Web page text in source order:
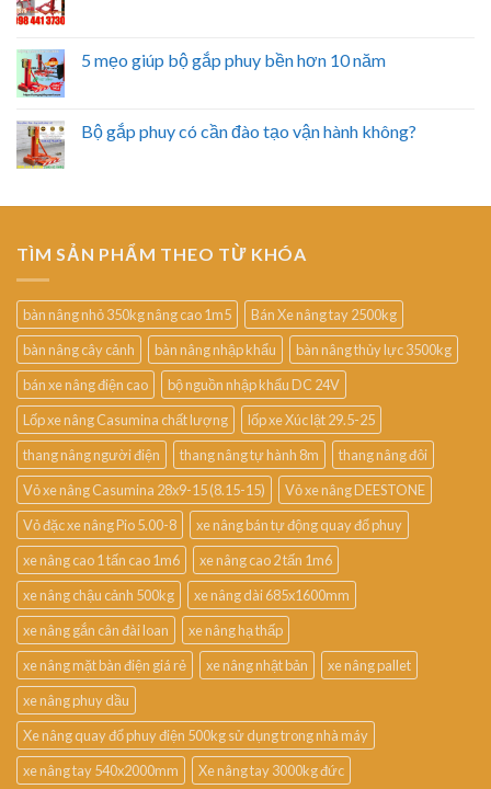
5 mẹo giúp bộ gắp phuy bền hơn 10 năm
Bộ gắp phuy có cần đào tạo vận hành không?
TÌM SẢN PHẨM THEO TỪ KHÓA
bàn nâng nhỏ 350kg nâng cao 1m5
Bán Xe nâng tay 2500kg
bàn nâng cây cảnh
bàn nâng nhập khẩu
bàn nâng thủy lực 3500kg
bán xe nâng điện cao
bộ nguồn nhập khẩu DC 24V
Lốp xe nâng Casumina chất lượng
lốp xe Xúc lật 29.5-25
thang nâng người điện
thang nâng tự hành 8m
thang nâng đôi
Vỏ xe nâng Casumina 28x9-15 (8.15-15)
Vỏ xe nâng DEESTONE
Vỏ đặc xe nâng Pio 5.00-8
xe nâng bán tự động quay đổ phuy
xe nâng cao 1 tấn cao 1m6
xe nâng cao 2 tấn 1m6
xe nâng chậu cảnh 500kg
xe nâng dài 685x1600mm
xe nâng gắn cân đài loan
xe nâng hạ thấp
xe nâng mặt bàn điện giá rẻ
xe nâng nhật bản
xe nâng pallet
xe nâng phuy dầu
Xe nâng quay đổ phuy điện 500kg sử dụng trong nhà máy
xe nâng tay 540x2000mm
Xe nâng tay 3000kg đức